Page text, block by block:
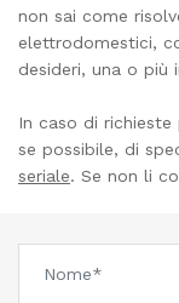
non sai come
elettrodomestici,
desideri, una o più
In caso di
se possibile, di
seriale. Se non li